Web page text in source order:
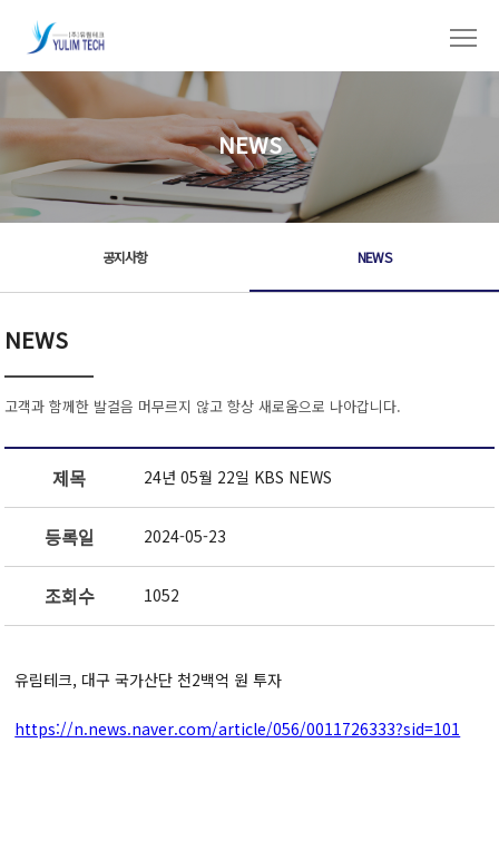
NEWS
공지사항 NEWS
NEWS
고객과 함께한 발걸음 머무르지 않고 항상 새로움으로 나아갑니다.
제목 24년 05월 22일 KBS NEWS
등록일 2024-05-23
조회수 1052
유림테크, 대구 국가산단 천2백억 원 투자
https://n.news.naver.com/article/056/0011726333?sid=101